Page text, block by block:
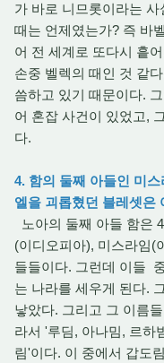
가 바로 니므롯이라는
때는 언제였는가? 즉 바
어 전 세계로 또다시 흩
손중 벨렉의 때인 것 같
씀하고 있기 때문이다.
어 혼잡 사건이 있었고,
다.
4. 함의 둘째 아들인 미
엘을 괴롭혔던 블레셋은
노아의 둘째 아들 함은
(이디오피아), 미스라임(
들들이다. 그런데 이들
는 나라를 세우게 된다.
낳았다. 그리고 그 이름
라서 '루딤, 아나밈, 르하
림'이다. 이 중에서 갑도